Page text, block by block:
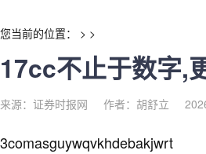
您当前的位置： > >
17cc不止于数字,
来源：证券时报网 作者：胡舒立
3comasguywqvkhdebakjwrt